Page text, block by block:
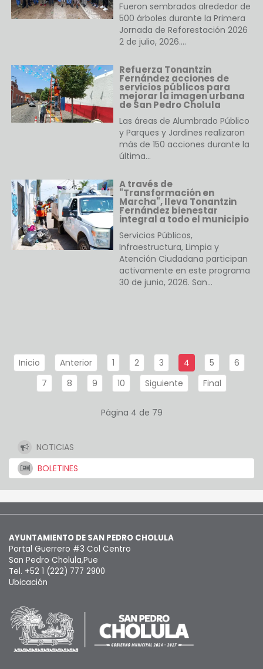
Fueron sembrados alrededor de
500 árboles durante la Primera
Jornada de Reforestación 2026
2 de julio, 2026.…
Refuerza Tonantzin
Fernández acciones de
servicios públicos para
mejorar la imagen urbana
de San Pedro Cholula
Las áreas de Alumbrado Público
y Parques y Jardines realizaron
más de 150 acciones durante la
última…
A través de
"Transformación en
Marcha", lleva Tonantzin
Fernández bienestar
integral a todo el municipio
Servicios Públicos,
Infraestructura, Limpia y
Atención Ciudadana participan
activamente en este programa
30 de junio, 2026. San…
Inicio Anterior 1 2 3 4 5
6
7
8 9 10 Siguiente Final
Página 4 de 79
NOTICIAS
BOLETINES
AYUNTAMIENTO DE SAN PEDRO CHOLULA
Portal Guerrero #3 Col Centro
San Pedro Cholula,Pue
Tel. +52 1 (222) 777 2900
Ubicación